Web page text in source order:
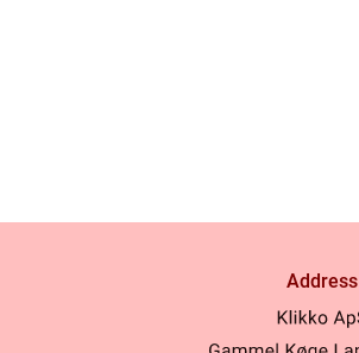
Address